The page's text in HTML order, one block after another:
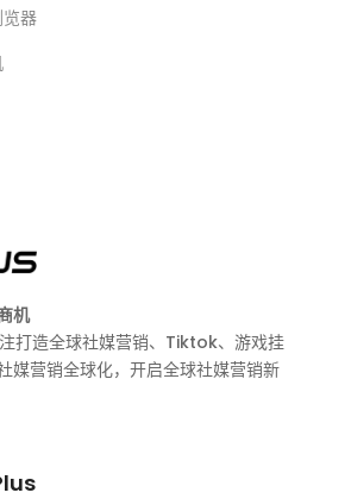
器
机
打造全球社媒营销、Tiktok、游戏挂
媒营销全球化，开启全球社媒营销新